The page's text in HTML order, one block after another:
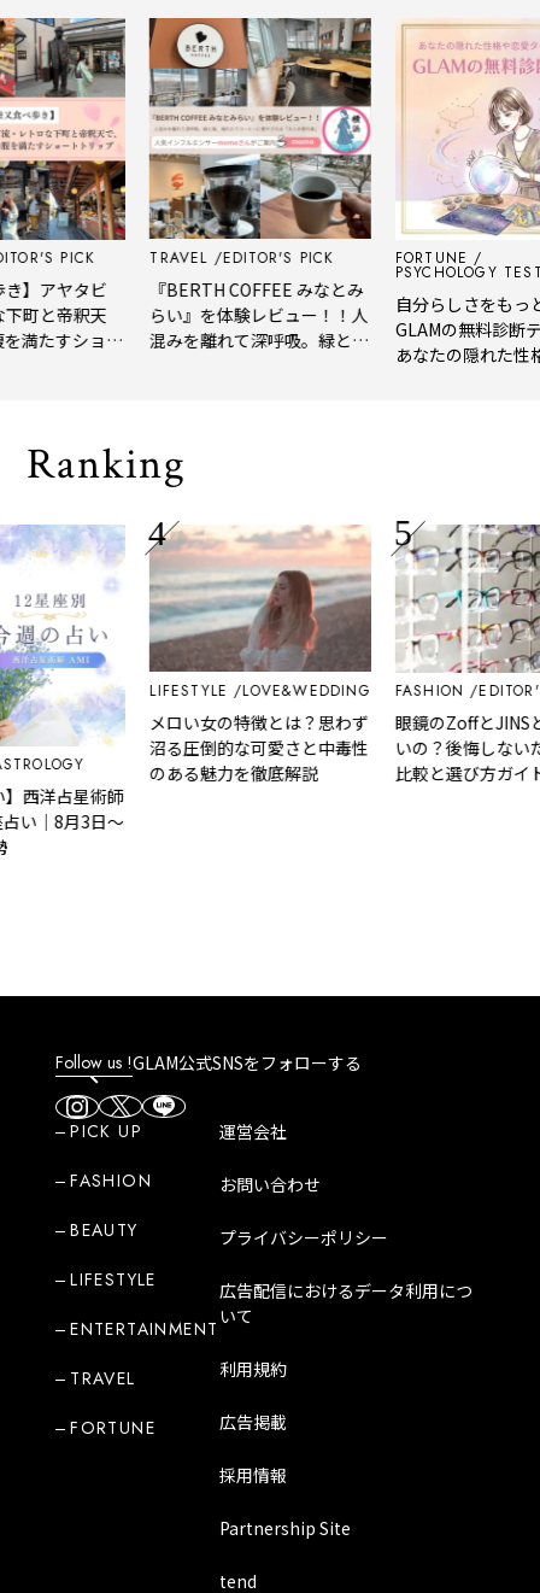
PICK
ヤタビ
帝釈天
すショー
TRAVEL EDITOR'S PICK
『BERTH COFFEE みなとみ
らい』を体験レビュー！！人
混みを離れて深呼吸。緑と
FORTUNE
PSYCHOLOGY TEST
自分らしさをもっと知
GLAMの無料診断テスト
あなたの隠れた性格や
Ranking
占星術師
8月3日～
LIFESTYLE LOVE&WEDDING
メロい女の特徴とは？思わず
沼る圧倒的な可愛さと中毒性
のある魅力を徹底解説
FASHION EDITOR'S
眼鏡のZoffとJINSどち
いの？後悔しないため
比較と選び方ガイド
Follow us !GLAM公式SNSをフォローする
PICK UP
FASHION
BEAUTY
LIFESTYLE
ENTERTAINMENT
TRAVEL
FORTUNE
運営会社
お問い合わせ
プライバシーポリシー
広告配信におけるデータ利用につ
いて
利用規約
広告掲載
採用情報
Partnership Site
tend